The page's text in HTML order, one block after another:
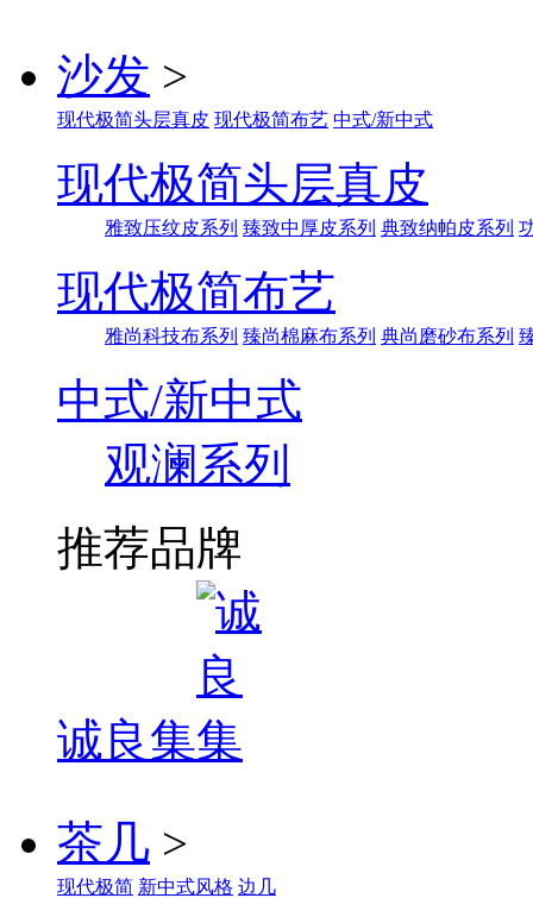
沙发 >
现代极简头层真皮 现代极简布艺 中式/新中式
现代极简头层真皮
雅致压纹皮系列 臻致中厚皮系列 典致纳帕皮系列
现代极简布艺
雅尚科技布系列 臻尚棉麻布系列 典尚磨砂布系列
中式/新中式
观澜系列
推荐品牌
诚良集
茶几 >
现代极简 新中式风格 边几